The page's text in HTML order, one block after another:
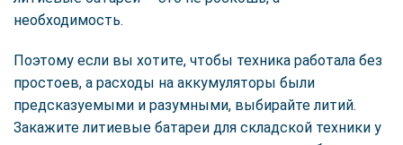
необходимость.
Поэтому если вы хотите, чтобы техника работала без
простоев, а расходы на аккумуляторы были
предсказуемыми и разумными, выбирайте литий.
Закажите литиевые батареи для складской техники у